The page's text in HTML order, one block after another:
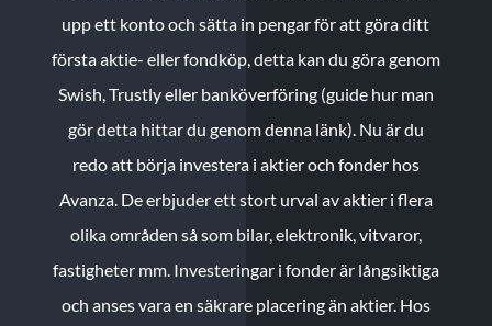
upp ett konto och sätta in pengar för att göra ditt
första aktie- eller fondköp, detta kan du göra genom
Swish, Trustly eller banköverföring (guide hur man
gör detta hittar du genom denna länk). Nu är du
redo att börja investera i aktier och fonder hos
Avanza. De erbjuder ett stort urval av aktier i flera
olika områden så som bilar, elektronik, vitvaror,
fastigheter mm. Investeringar i fonder är långsiktiga
och anses vara en säkrare placering än aktier. Hos